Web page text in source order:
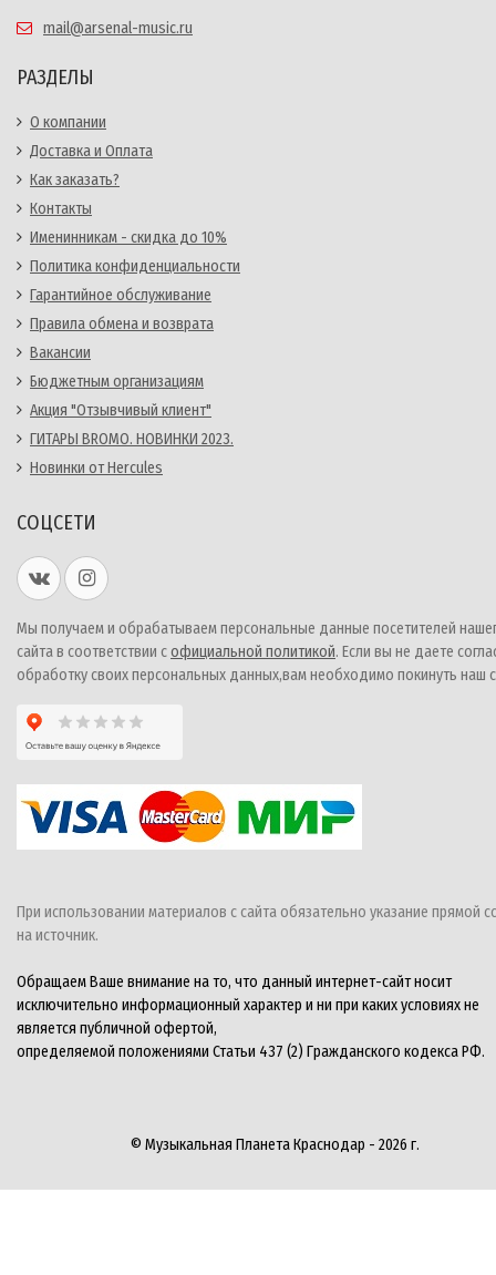
mail@arsenal-music.ru
РАЗДЕЛЫ
О компании
Доставка и Оплата
Как заказать?
Контакты
Именинникам - скидка до 10%
Политика конфиденциальности
Гарантийное обслуживание
Правила обмена и возврата
Вакансии
Бюджетным организациям
Акция "Отзывчивый клиент"
ГИТАРЫ BROMO. НОВИНКИ 2023.
Новинки от Hercules
СОЦСЕТИ
Мы получаем и обрабатываем персональные данные посетителей
сайта в соответствии софициальной политикой. Если вы не даете
обработку своих персональных данных,вам необходимо покинуть наш
При использовании материалов с сайта обязательно указание прямой
на источник.
Обращаем Ваше внимание на то, что данный интернет-сайт носит
исключительно информационный характер и ни при каких условиях не
является публичной офертой,
определяемой положениями Статьи 437 (2) Гражданского кодекса РФ.
© Музыкальная Планета Краснодар - 2026 г.